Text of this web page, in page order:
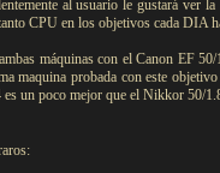
al usuario le gustará ver
CPU en los objetivos cada DIA
máquinas con el Canon EF
maquina probada con este
un poco mejor que el Nikkor 50/